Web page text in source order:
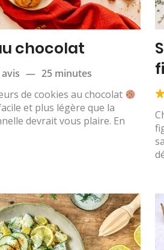
chocolat
— 25 minutes
de cookies au chocolat
et plus légère que la
devrait vous plaire. En